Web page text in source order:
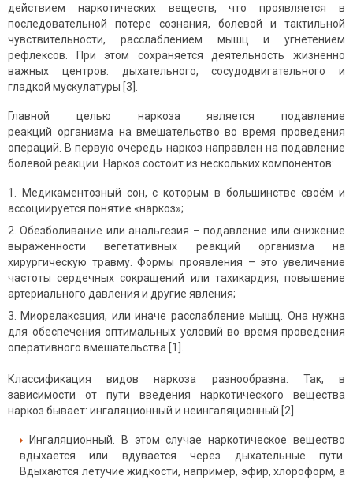
действием наркотических веществ, что проявляется в
последовательной потере сознания, болевой и тактильной
чувствительности, расслаблением мышц и угнетением
рефлексов. При этом сохраняется деятельность жизненно
важных центров: дыхательного, сосудодвигательного и
гладкой мускулатуры [3].
Главной целью наркоза является подавление
реакций организма на вмешательство во время проведения
операций. В первую очередь наркоз направлен на подавление
болевой реакции. Наркоз состоит из нескольких компонентов:
Медикаментозный сон, с которым в большинстве своём и
ассоциируется понятие «наркоз»;
Обезболивание или анальгезия – подавление или снижение
выраженности вегетативных реакций организма на
хирургическую травму. Формы проявления – это увеличение
частоты сердечных сокращений или тахикардия, повышение
артериального давления и другие явления;
Миорелаксация, или иначе расслабление мышц. Она нужна
для обеспечения оптимальных условий во время проведения
оперативного вмешательства [1].
Классификация видов наркоза разнообразна. Так, в
зависимости от пути введения наркотического вещества
наркоз бывает: ингаляционный и неингаляционный [2].
Ингаляционный. В этом случае наркотическое вещество
вдыхается или вдувается через дыхательные пути.
Вдыхаются летучие жидкости, например, эфир, хлороформ, а